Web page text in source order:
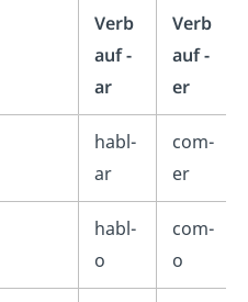
Verb
auf -
ar
Verb
auf -
er
habl-
ar
com-
er
habl-
o
com-
o